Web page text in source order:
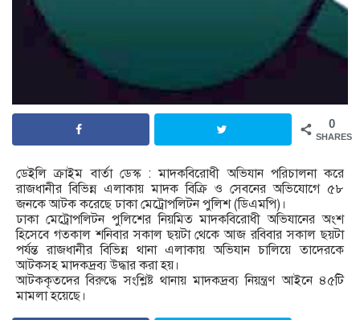
0
SHARES
ডেইলি ক্রাইম বার্তা ডেস্ক : মাদকবিরোধী অভিযান পরিচালনা করে
রাজধানীর বিভিন্ন এলাকায় মাদক বিক্রি ও সেবনের অভিযোগে ৫৮
জনকে আটক করেছে ঢাকা মেট্রোপলিটন পুলিশ (ডিএমপি)।
ঢাকা মেট্রোপলিটন পুলিশের নিয়মিত মাদকবিরোধী অভিযানের অংশ
হিসেবে গতকাল শনিবার সকাল ছয়টা থেকে আজ রবিবার সকাল ছয়টা
পর্যন্ত রাজধানীর বিভিন্ন থানা এলাকায় অভিযান চালিয়ে তাদেরকে
আটকসহ মাদকদ্রব্য উদ্ধার করা হয়।
আটককৃতদের বিরুদ্ধে সংশ্লিষ্ট থানায় মাদকদ্রব্য নিয়ন্ত্রণ আইনে ৪৫টি
মামলা হয়েছে।